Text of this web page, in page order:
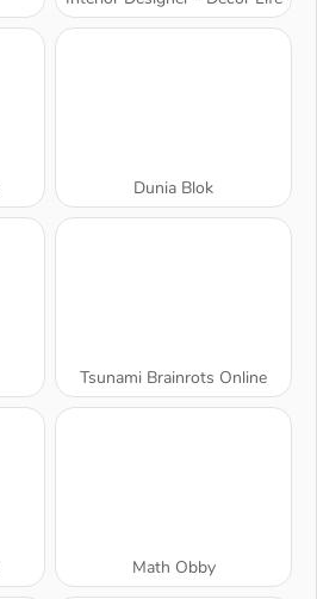
Dunia Blok
Tsunami Brainrots Online
Math Obby